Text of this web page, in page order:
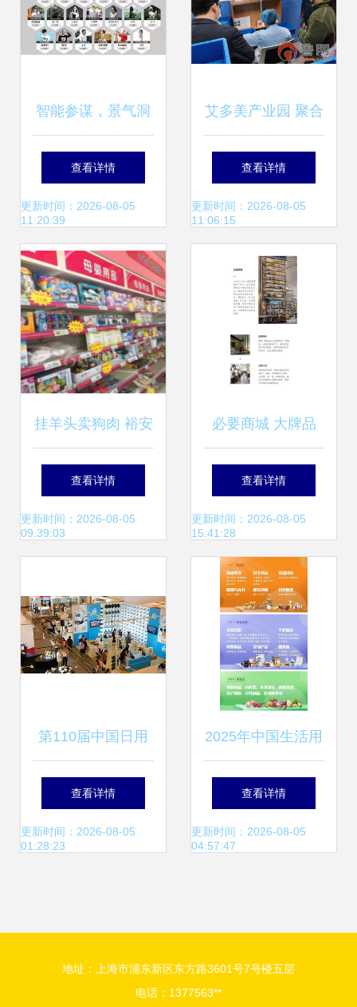
智能参谋，景气洞
察 日用百货销售的
生意参谋升级展望
查看详情
更新时间：2026-08-05
11:20:39
艾多美产业园 聚合
韩资供应商，打造
日用百货“中国总
部”新地标
查看详情
更新时间：2026-08-05
11:06:15
挂羊头卖狗肉 裕安
区新安镇百信大药
房竟成日用百货销
查看详情
更新时间：2026-08-05
09:39:03
必要商城 大牌品
质，工厂价格，重
塑日用百货新生态
查看详情
更新时间：2026-08-05
15:41:28
第110届中国日用
百货商品交易会 探
索日用百货销售新
查看详情
更新时间：2026-08-05
01:28:23
2025年中国生活用
纸及贴牌代加工展
自有品牌与日用百
查看详情
更新时间：2026-08-05
04:57:47
地址：上海市浦东新区东方路3601号7号楼五层
电话：1377563**